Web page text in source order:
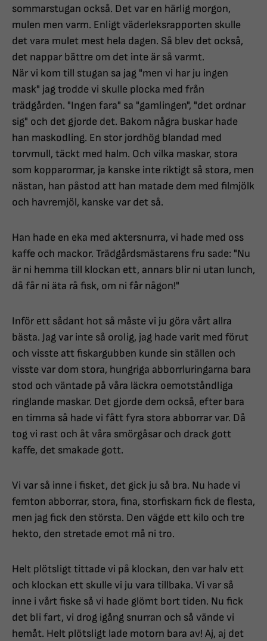
sommarstugan också. Det var en härlig morgon,
mulen men varm. Enligt väderleksrapporten skulle
det vara mulet mest hela dagen. Så blev det också,
det nappar bättre om det inte är så varmt.
När vi kom till stugan sa jag "men vi har ju ingen
mask" jag trodde vi skulle plocka med från
trädgården. "Ingen fara" sa "gamlingen", "det ordnar
sig" och det gjorde det. Bakom några buskar hade
han maskodling. En stor jordhög blandad med
torvmull, täckt med halm. Och vilka maskar, stora
som kopparormar, ja kanske inte riktigt så stora, men
nästan, han påstod att han matade dem med filmjölk
och havremjöl, kanske var det så.
Han hade en eka med aktersnurra, vi hade med oss
kaffe och mackor. Trädgårdsmästarens fru sade: "Nu
är ni hemma till klockan ett, annars blir ni utan lunch,
då får ni äta rå fisk, om ni får någon!"
Inför ett sådant hot så måste vi ju göra vårt allra
bästa. Jag var inte så orolig, jag hade varit med förut
och visste att fiskargubben kunde sin ställen och
visste var dom stora, hungriga abborrluringarna bara
stod och väntade på våra läckra oemotståndliga
ringlande maskar. Det gjorde dem också, efter bara
en timma så hade vi fått fyra stora abborrar var. Då
tog vi rast och åt våra smörgåsar och drack gott
kaffe, det smakade gott.
Vi var så inne i fisket, det gick ju så bra. Nu hade vi
femton abborrar, stora, fina, storfiskarn fick de flesta,
men jag fick den största. Den vägde ett kilo och tre
hekto, den stretade emot må ni tro.
Helt plötsligt tittade vi på klockan, den var halv ett
och klockan ett skulle vi ju vara tillbaka. Vi var så
inne i vårt fiske så vi hade glömt bort tiden. Nu fick
det bli fart, vi drog igång snurran och så vände vi
hemåt. Helt plötsligt lade motorn bara av! Aj, aj det